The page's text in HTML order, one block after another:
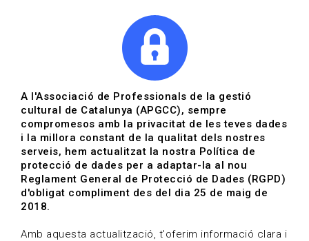
Actualitza't
Vols estar al dia?
HOME / BLOG
Estigues al dia
A l'Associació de Professionals de la gestió
cultural de Catalunya (APGCC), sempre
compromesos amb la privacitat de les teves dades
i la millora constant de la qualitat dels nostres
serveis, hem actualitzat la nostra Política de
protecció de dades per a adaptar-la al nou
Reglament General de Protecció de Dades (RGPD)
d'obligat compliment des del dia 25 de maig de
2018.
Amb aquesta actualització, t'oferim informació clara i